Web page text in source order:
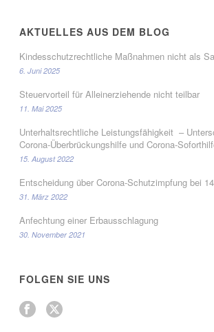
AKTUELLES AUS DEM BLOG
Kindesschutzrechtliche Maßnahmen nicht als
6. Juni 2025
Steuervorteil für Alleinerziehende nicht teilbar
11. Mai 2025
Unterhaltsrechtliche Leistungsfähigkeit –
Corona-Überbrückungshilfe und Corona-
15. August 2022
Entscheidung über Corona-Schutzimpfung bei
31. März 2022
Anfechtung einer Erbausschlagung
30. November 2021
FOLGEN SIE UNS